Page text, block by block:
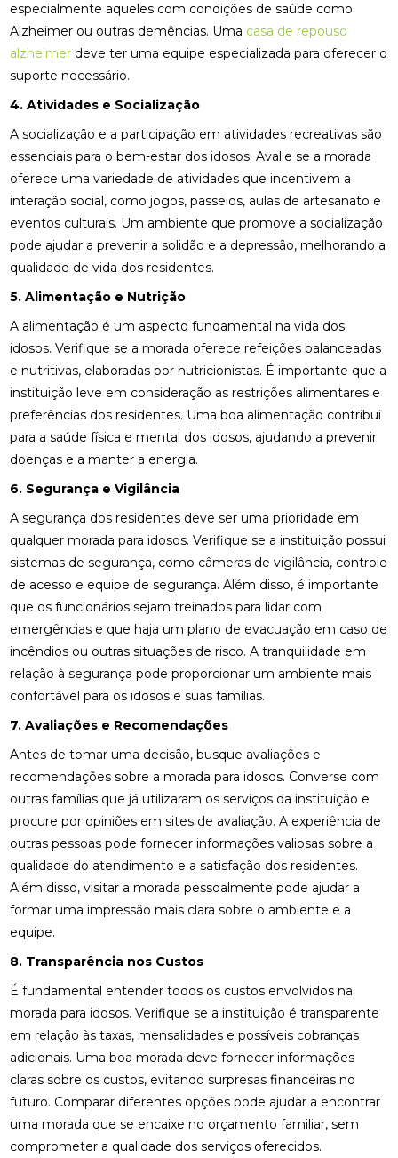
especialmente aqueles com condições de saúde como
Alzheimer ou outras demências. Uma casa de repouso
alzheimer deve ter uma equipe especializada para oferecer o
suporte necessário.
4. Atividades e Socialização
A socialização e a participação em atividades recreativas são
essenciais para o bem-estar dos idosos. Avalie se a morada
oferece uma variedade de atividades que incentivem a
interação social, como jogos, passeios, aulas de artesanato e
eventos culturais. Um ambiente que promove a socialização
pode ajudar a prevenir a solidão e a depressão, melhorando a
qualidade de vida dos residentes.
5. Alimentação e Nutrição
A alimentação é um aspecto fundamental na vida dos
idosos. Verifique se a morada oferece refeições balanceadas
e nutritivas, elaboradas por nutricionistas. É importante que a
instituição leve em consideração as restrições alimentares e
preferências dos residentes. Uma boa alimentação contribui
para a saúde física e mental dos idosos, ajudando a prevenir
doenças e a manter a energia.
6. Segurança e Vigilância
A segurança dos residentes deve ser uma prioridade em
qualquer morada para idosos. Verifique se a instituição possui
sistemas de segurança, como câmeras de vigilância, controle
de acesso e equipe de segurança. Além disso, é importante
que os funcionários sejam treinados para lidar com
emergências e que haja um plano de evacuação em caso de
incêndios ou outras situações de risco. A tranquilidade em
relação à segurança pode proporcionar um ambiente mais
confortável para os idosos e suas famílias.
7. Avaliações e Recomendações
Antes de tomar uma decisão, busque avaliações e
recomendações sobre a morada para idosos. Converse com
outras famílias que já utilizaram os serviços da instituição e
procure por opiniões em sites de avaliação. A experiência de
outras pessoas pode fornecer informações valiosas sobre a
qualidade do atendimento e a satisfação dos residentes.
Além disso, visitar a morada pessoalmente pode ajudar a
formar uma impressão mais clara sobre o ambiente e a
equipe.
8. Transparência nos Custos
É fundamental entender todos os custos envolvidos na
morada para idosos. Verifique se a instituição é transparente
em relação às taxas, mensalidades e possíveis cobranças
adicionais. Uma boa morada deve fornecer informações
claras sobre os custos, evitando surpresas financeiras no
futuro. Comparar diferentes opções pode ajudar a encontrar
uma morada que se encaixe no orçamento familiar, sem
comprometer a qualidade dos serviços oferecidos.